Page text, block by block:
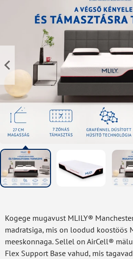
Kogege mugavust MLILY®
madratsiga, mis on loodud koostöös
meeskonnaga. Sellel on AirCell®
Flex Support Base vahud, mis